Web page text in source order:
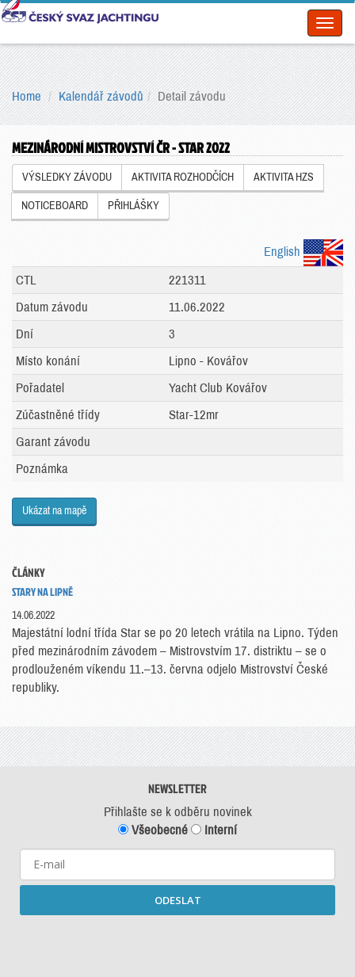
Home Kalendář závodů Detail závodu
MEZINÁRODNÍ MISTROVSTVÍ ČR - STAR 2022
VÝSLEDKY ZÁVODU AKTIVITA ROZHODČÍCH AKTIVITA HZS
NOTICEBOARD PŘIHLÁŠKY
English
CTL
221311
Datum závodu
11.06.2022
Dní
3
Místo konání
Lipno - Kovářov
Pořadatel
Yacht Club Kovářov
Zúčastněné třídy
Star-12mr
Garant závodu
Poznámka
Ukázat na mapě
ČLÁNKY
STARY NA LIPNĚ
14.06.2022
Majestátní lodní třída Star se po 20 letech vrátila na Lipno. Týden
před mezinárodním závodem – Mistrovstvím 17. distriktu – se o
prodlouženém víkendu 11.–13. června odjelo Mistrovství České
republiky.
NEWSLETTER
Přihlašte se k odběru novinek
Všeobecné
Interní
ODESLAT